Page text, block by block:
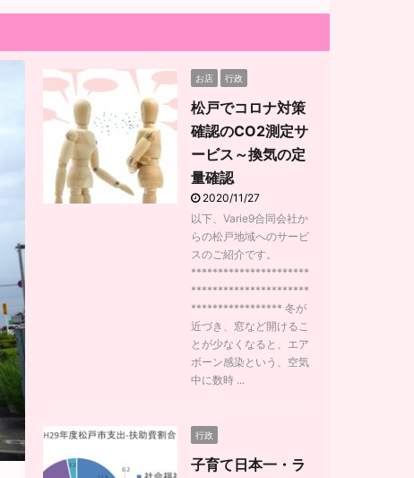
お店 行政
松戸でコロナ対策
確認のCO2測定サ
ービス～換気の定
量確認
2020/11/27
以下、Varie9合同会社か
らの松戸地域へのサービ
スのご紹介です。
**********************
**********************
***************** 冬が
近づき、窓など開けるこ
とが少なくなると、エア
ボーン感染という、空気
中に数時 ...
行政
子育て日本一・ラ